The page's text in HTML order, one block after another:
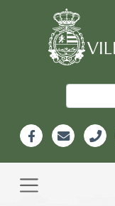
Información
Header
navigation